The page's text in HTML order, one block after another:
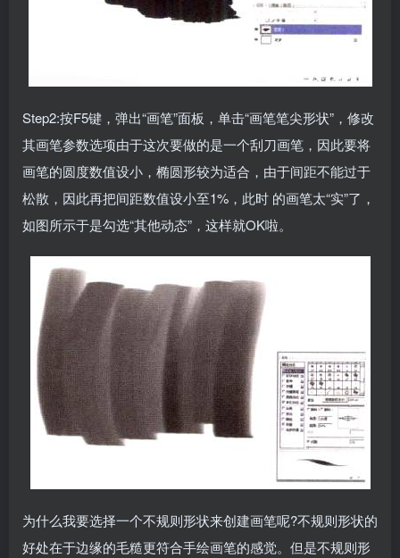
Step2:按F5键，弹出“画笔”面板，单击“画笔笔尖形状”，修改
其画笔参数选项由于这次要做的是一个刮刀画笔，因此要将
画笔的圆度数值设小，椭圆形较为适合，由于间距不能过于
松散，因此再把间距数值设小至1%，此时 的画笔太“实”了，
如图所示于是勾选“其他动态”，这样就OK啦。
为什么我要选择一个不规则形状来创建画笔呢?不规则形状的
好处在于边缘的毛糙更符合手绘画笔的感觉。但是不规则形